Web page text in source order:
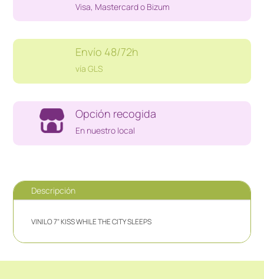
SLEEPS
Visa, Mastercard o Bizum
Envío 48/72h
vía GLS
Opción recogida
En nuestro local
Descripción
VINILO 7" KISS WHILE THE CITY SLEEPS